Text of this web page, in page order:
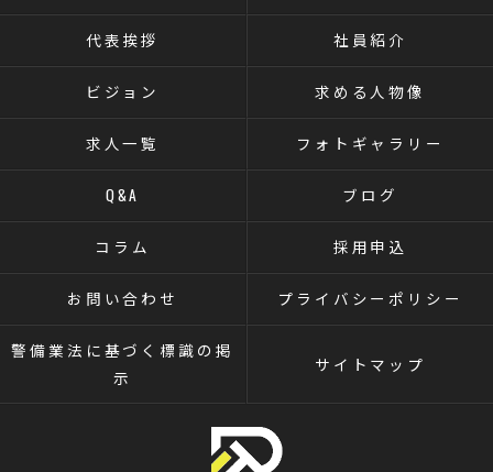
代表挨拶 社員紹介
ビジョン 求める人物像
求人一覧 フォトギャラリー
Q&A ブログ
コラム 採用申込
お問い合わせ プライバシーポリシー
警備業法に基づく標識の掲
示
サイトマップ